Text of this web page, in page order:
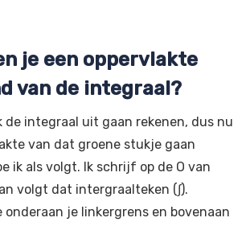
je een oppervlakte
van de integraal?
de integraal uit gaan rekenen, dus nu
van dat groene stukje gaan
ik als volgt. Ik schrijf op de O van
volgt dat intergraalteken (∫).
onderaan je linkergrens en bovenaan